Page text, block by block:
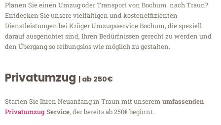
Planen Sie einen Umzug oder Transport von Bochum nach Traun?
Entdecken Sie unsere vielfältigen und kosteneffizienten
Dienstleistungen bei Krüger Umzugsservice Bochum, die speziell
darauf ausgerichtet sind, Ihren Bedürfnissen gerecht zu werden und
den Übergang so reibungslos wie möglich zu gestalten.
Privatumzug | ab 250€
Starten Sie Ihren Neuanfang in Traun mit unserem umfassenden
PrivatumzugService, der bereits ab 250€ beginnt.